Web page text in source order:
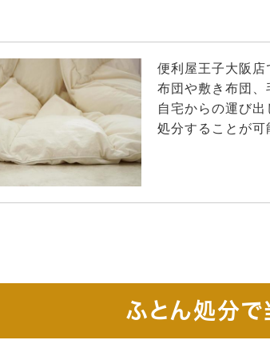
便利屋王子大阪
布団や敷き布団
自宅からの運び
処分することが可
ふとん処分